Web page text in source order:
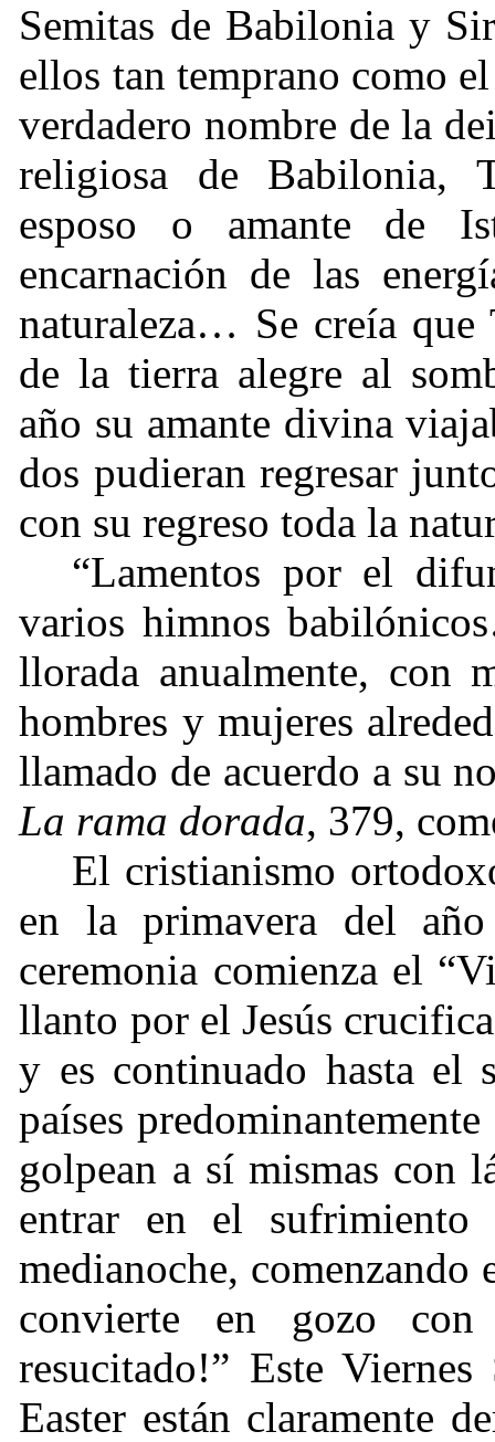
Semitas de Babilonia y
ellos tan temprano como
verdadero nombre de la
religiosa de Babilonia,
esposo o amante de
encarnación de las
naturaleza… Se creía que
de la tierra alegre al
año su amante divina
dos pudieran regresar
con su regreso toda la
“Lamentos por el
varios himnos
llorada anualmente, con
hombres y mujeres
llamado de acuerdo a su
La rama dorada, 379,
El cristianismo
en la primavera del
ceremonia comienza el
llanto por el Jesús
y es continuado hasta el
países
golpean a sí mismas con
entrar en el
medianoche,
convierte en gozo con
resucitado!” Este
Easter están claramente